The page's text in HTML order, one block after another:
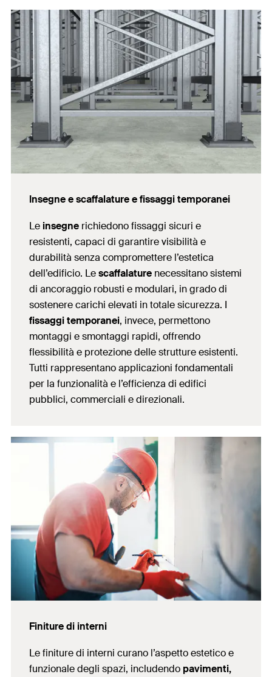
Insegne e scaffalature e fissaggi temporanei
Le insegne richiedono fissaggi sicuri e
resistenti, capaci di garantire visibilità e
durabilità senza compromettere l’estetica
dell’edificio. Lescaffalature necessitano sistemi
di ancoraggio robusti e modulari, in grado di
sostenere carichi elevati in totale sicurezza. I
fissaggi temporanei, invece, permettono
montaggi e smontaggi rapidi, offrendo
flessibilità e protezione delle strutture esistenti.
Tutti rappresentano applicazioni fondamentali
per la funzionalità e l’efficienza di edifici
pubblici, commerciali e direzionali.
Finiture di interni
Le finiture di interni curano l’aspetto estetico e
funzionale degli spazi, includendo pavimenti,